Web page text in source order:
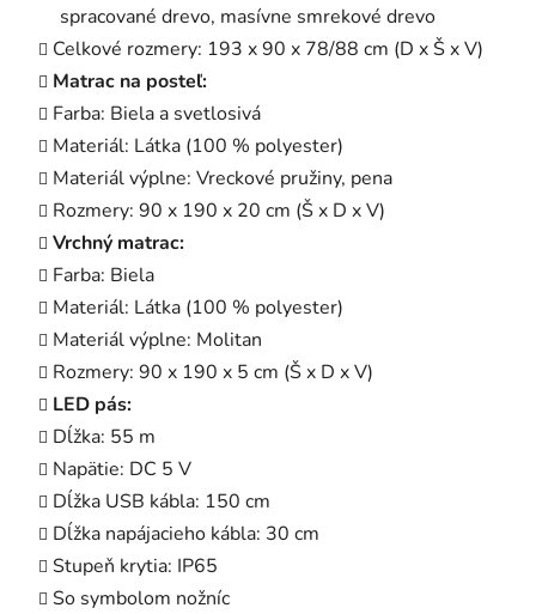
spracované drevo, masívne smrekové drevo
Celkové rozmery: 193 x 90 x 78/88 cm (D x Š x V)
Matrac na posteľ:
Farba: Biela a svetlosivá
Materiál: Látka (100 % polyester)
Materiál výplne: Vreckové pružiny, pena
Rozmery: 90 x 190 x 20 cm (Š x D x V)
Vrchný matrac:
Farba: Biela
Materiál: Látka (100 % polyester)
Materiál výplne: Molitan
Rozmery: 90 x 190 x 5 cm (Š x D x V)
LED pás:
Dĺžka: 55 m
Napätie: DC 5 V
Dĺžka USB kábla: 150 cm
Dĺžka napájacieho kábla: 30 cm
Stupeň krytia: IP65
So symbolom nožníc